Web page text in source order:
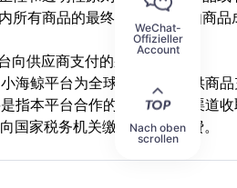
所有商品的最终销售价格均由商
向供应商支付的采购成本；
海鲸平台为全球华人用户提供商
指本平台合作的第三方支付渠道
国家税务机关缴纳的各项税费。
WeChat-
Offizieller
Account
Nach oben
scrollen